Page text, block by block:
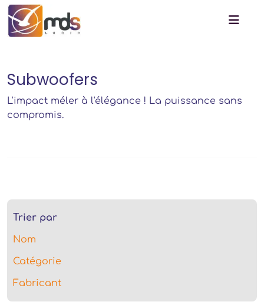
Subwoofers
L'impact méler à l'élégance ! La puissance sans
compromis.
Trier par
Nom
Catégorie
Fabricant